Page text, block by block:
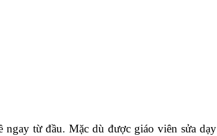
từ đầu. Mặc dù được giáo viên sửa dạy